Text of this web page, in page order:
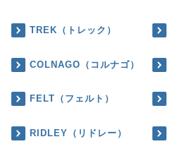
TREK（トレック）
COLNAGO（コルナゴ）
FELT（フェルト）
RIDLEY（リドレー）